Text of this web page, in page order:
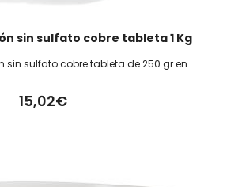
sin sulfato cobre tableta 1 Kg
sin sulfato cobre tableta de 250 gr en
15,02€